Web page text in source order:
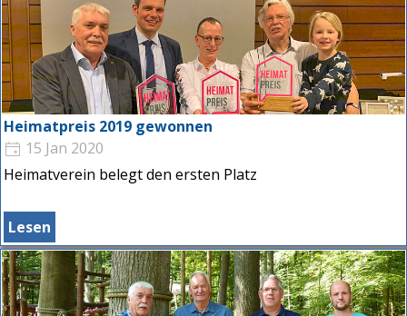
Heimatpreis 2019 gewonnen
15 Jan 2020
Heimatverein belegt den ersten Platz
Lesen